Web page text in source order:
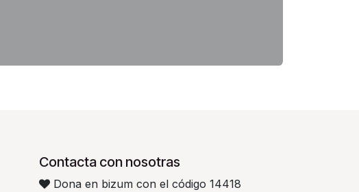
Contacta con nosotras
Dona en bizum con el código 14418